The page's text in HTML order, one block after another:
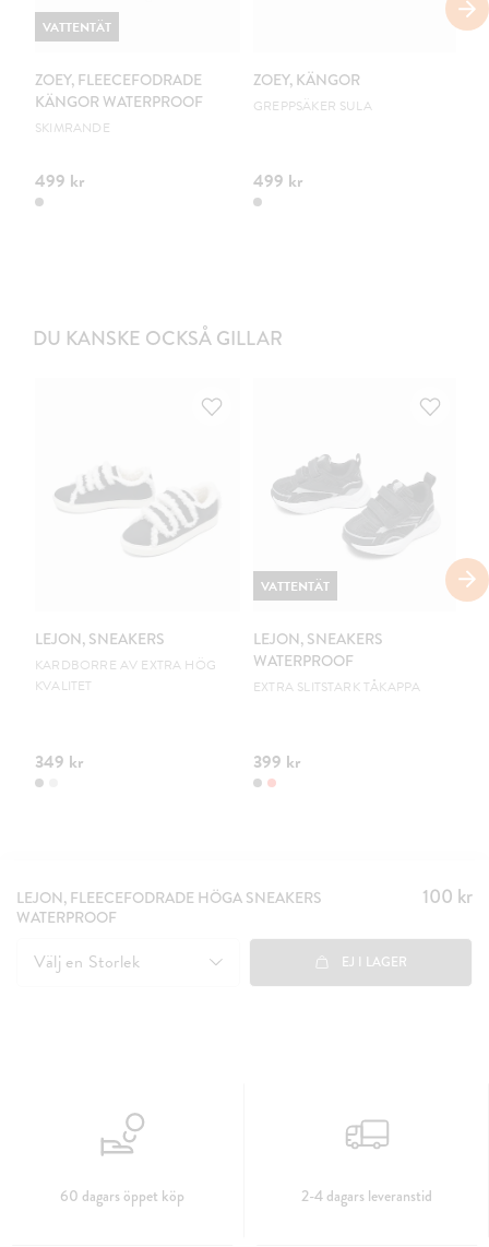
ZOEY, FLEECEFODRADE
KÄNGOR WATERPROOF
SKIMRANDE
499 kr
VATTENTÄT
ZOEY, KÄNGOR
GREPPSÄKER SULA
499 kr
DU KANSKE OCKSÅ GILLAR
LEJON, SNEAKERS
KARDBORRE AV EXTRA HÖG
KVALITET
349 kr
LEJON, SNEAKERS
WATERPROOF
EXTRA SLITSTARK TÅKAPPA
399 kr
VATTENTÄT
LEJON, FLEECEFODRADE HÖGA SNEAKERS
WATERPROOF
Pris:
100 kr
Välj en Storlek EJ I LAGER
60 dagars öppet köp 2-4 dagars leveranstid